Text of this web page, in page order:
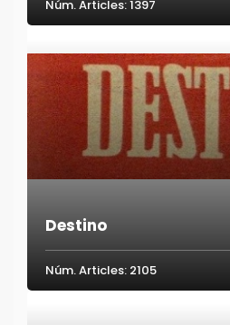
Núm. Articles: 1397
Destino
Núm. Articles: 2105